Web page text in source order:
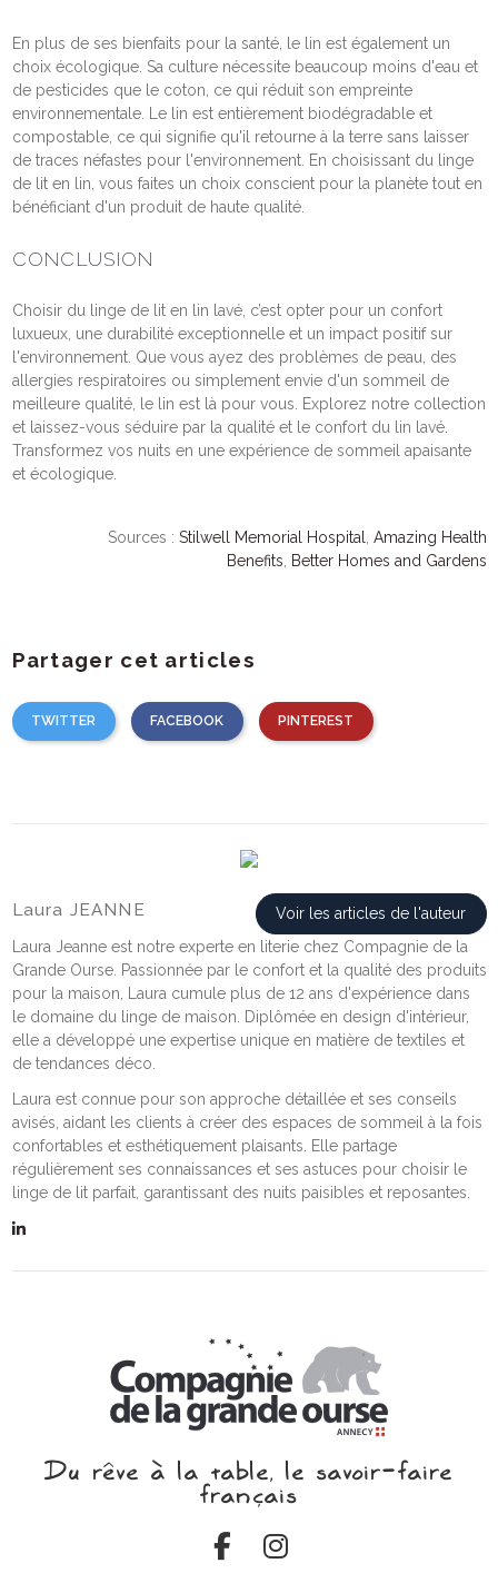
En plus de ses bienfaits pour la santé, le lin est également un
choix écologique. Sa culture nécessite beaucoup moins d'eau et
de pesticides que le coton, ce qui réduit son empreinte
environnementale. Le lin est entièrement biodégradable et
compostable, ce qui signifie qu'il retourne à la terre sans laisser
de traces néfastes pour l'environnement. En choisissant du linge
de lit en lin, vous faites un choix conscient pour la planète tout en
bénéficiant d'un produit de haute qualité.
CONCLUSION
Choisir du linge de lit en lin lavé, c’est opter pour un confort
luxueux, une durabilité exceptionnelle et un impact positif sur
l'environnement. Que vous ayez des problèmes de peau, des
allergies respiratoires ou simplement envie d'un sommeil de
meilleure qualité, le lin est là pour vous. Explorez notre collection
et laissez-vous séduire par la qualité et le confort du lin lavé.
Transformez vos nuits en une expérience de sommeil apaisante
et écologique.
Sources : Stilwell Memorial Hospital
Amazing Health
Benefits
Better Homes and Gardens
Partager cet articles
TWITTER FACEBOOK PINTEREST
Voir les articles de l'auteur
Laura JEANNE
Laura Jeanne est notre experte en literie chez Compagnie de la
Grande Ourse. Passionnée par le confort et la qualité des produits
pour la maison, Laura cumule plus de 12 ans d'expérience dans
le domaine du linge de maison. Diplômée en design d'intérieur,
elle a développé une expertise unique en matière de textiles et
de tendances déco.
Laura est connue pour son approche détaillée et ses conseils
avisés, aidant les clients à créer des espaces de sommeil à la fois
confortables et esthétiquement plaisants. Elle partage
régulièrement ses connaissances et ses astuces pour choisir le
linge de lit parfait, garantissant des nuits paisibles et reposantes.
Du rêve à la table, le savoir‑faire
français